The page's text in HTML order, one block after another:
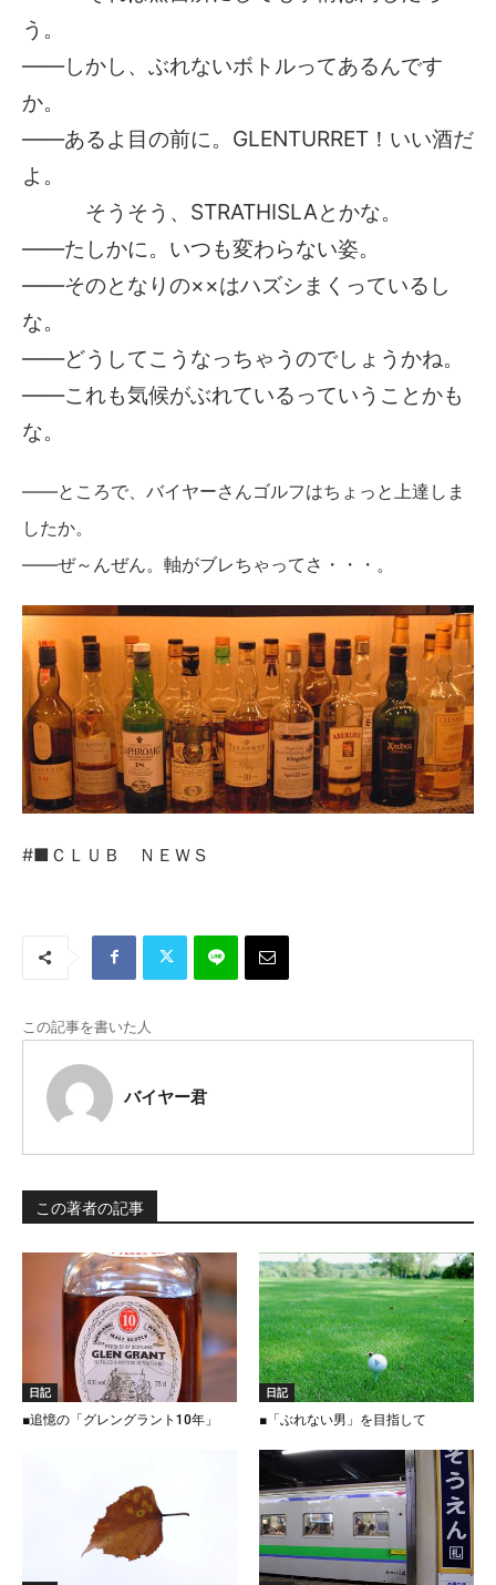
う。
――しかし、ぶれないボトルってあるんです
か。
――あるよ目の前に。GLENTURRET！いい酒だ
よ。
そうそう、STRATHISLAとかな。
――たしかに。いつも変わらない姿。
――そのとなりの××はハズシまくっているし
な。
――どうしてこうなっちゃうのでしょうかね。
――これも気候がぶれているっていうことかも
な。
――ところで、バイヤーさんゴルフはちょっと上達しま
したか。
――ぜ～んぜん。軸がブレちゃってさ・・・。
#■ＣＬＵＢ ＮＥＷＳ
この記事を書いた人
バイヤー君
この著者の記事
日記
■追憶の「グレングラント10年」
日記
■「ぶれない男」を目指して